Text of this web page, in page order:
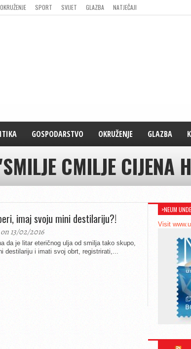
OKRUŽENJE SPORT SVIJET GLAZBA
NATJEČAJI
GOSPODARSTVO OKRUŽENJE GLAZBA
CMILJE CIJENA
imaj svoju mini destilariju?!
13/02/2016
da je litar eteričnog ulja od smilja tako skupo,
destilariju i imati svoj obrt, registrirati,...
>NEUM
Visit